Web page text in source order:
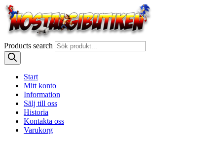
Products search
Start
Mitt konto
Information
Sälj till oss
Historia
Kontakta oss
Varukorg